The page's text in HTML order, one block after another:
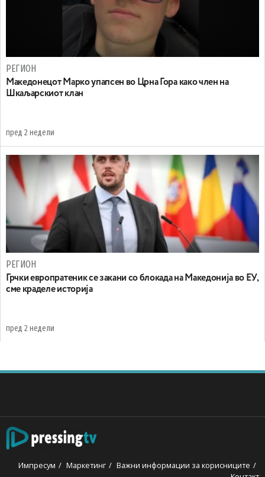
РЕГИОН
Maкедонецот Марко упапсен во Црна Гора како член на
Шкаљарскиот клан
пред 2 недели
РЕГИОН
Грчки европратеник се закани со блокада на Македонија во ЕУ,
сме краделе историја
пред 2 недели
Импресум Маркетинг
Важни информации за корисниците